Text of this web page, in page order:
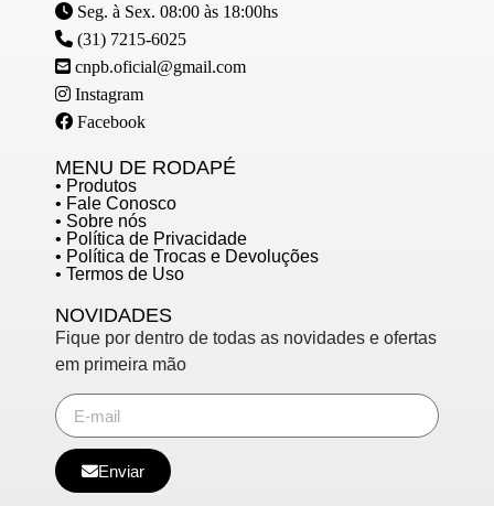
Seg. à Sex. 08:00 às 18:00hs
(31) 7215-6025
cnpb.oficial@gmail.com
Instagram
Facebook
MENU DE RODAPÉ
• Produtos
• Fale Conosco
• Sobre nós
• Política de Privacidade
• Política de Trocas e Devoluções
• Termos de Uso
NOVIDADES
Fique por dentro de todas as novidades e ofertas
em primeira mão
Enviar